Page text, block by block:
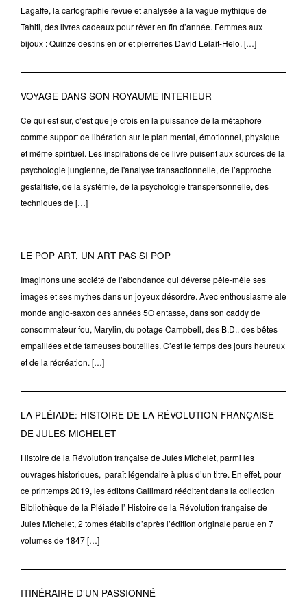
Lagaffe, la cartographie revue et analysée à la vague mythique de
Tahiti, des livres cadeaux pour rêver en fin d’année. Femmes aux
bijoux : Quinze destins en or et pierreries David Lelait-Helo, […]
VOYAGE DANS SON ROYAUME INTERIEUR
Ce qui est sûr, c’est que je crois en la puissance de la métaphore
comme support de libération sur le plan mental, émotionnel, physique
et même spirituel. Les inspirations de ce livre puisent aux sources de la
psychologie jungienne, de l'analyse transactionnelle, de l’approche
gestaltiste, de la systémie, de la psychologie transpersonnelle, des
techniques de […]
LE POP ART, UN ART PAS SI POP
Imaginons une société de l’abondance qui déverse pêle-mêle ses
images et ses mythes dans un joyeux désordre. Avec enthousiasme ale
monde anglo-saxon des années 5O entasse, dans son caddy de
consommateur fou, Marylin, du potage Campbell, des B.D., des bêtes
empaillées et de fameuses bouteilles. C’est le temps des jours heureux
et de la récréation. […]
LA PLÉIADE: HISTOIRE DE LA RÉVOLUTION FRANÇAISE
DE JULES MICHELET
Histoire de la Révolution française de Jules Michelet, parmi les
ouvrages historiques, paraît légendaire à plus d’un titre. En effet, pour
ce printemps 2019, les éditons Gallimard rééditent dans la collection
Bibliothèque de la Pléiade l’ Histoire de la Révolution française de
Jules Michelet, 2 tomes établis d’après l’édition originale parue en 7
volumes de 1847 […]
ITINÉRAIRE D’UN PASSIONNÉ